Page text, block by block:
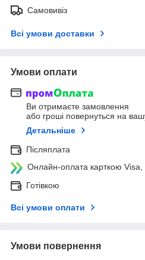
Самовивіз
Всі умови доставки
Умови оплати
Ви отримаєте замовлення
або гроші повернуться на
Детальніше
Післяплата
Онлайн-оплата карткою
Готівкою
Всі умови оплати
Умови повернення